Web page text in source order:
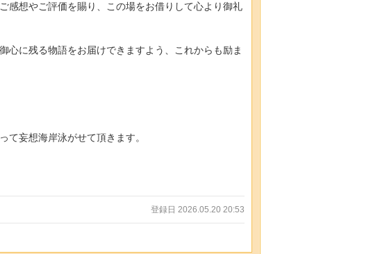
感想やご評価を賜り、この場をお借りして心より御礼
心に残る物語をお届けできますよう、これからも励ま
て妄想海岸泳がせて頂きます。
登録日 2026.05.20 20:53